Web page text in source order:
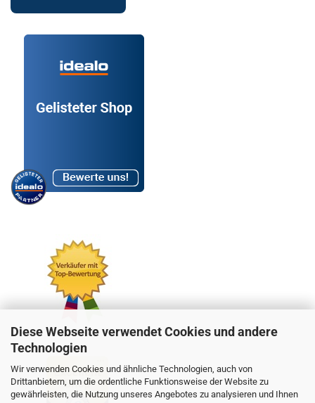
Diese Webseite verwendet Cookies und andere
Technologien
Wir verwenden Cookies und ähnliche Technologien, auch von
Drittanbietern, um die ordentliche Funktionsweise der Website zu
gewährleisten, die Nutzung unseres Angebotes zu analysieren und Ihnen